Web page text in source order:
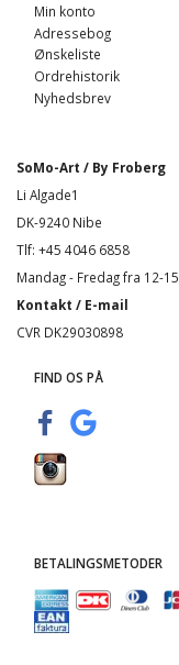
Min konto
Adressebog
Ønskeliste
Ordrehistorik
Nyhedsbrev
SoMo-Art / By Froberg
Li Algade1
DK-9240 Nibe
Tlf: +45 4046 6858
Mandag - Fredag fra 12-15
Kontakt / E-mail
CVR DK29030898
FIND OS PÅ
BETALINGSMETODER